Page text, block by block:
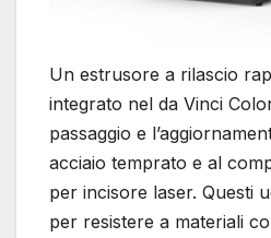
Un estrusore a rilascio
integrato nel da Vinci
passaggio e
acciaio temprato e al
per incisore laser. Questi
per resistere a materiali